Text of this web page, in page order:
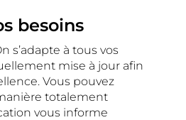
besoins
s’adapte à tous vos
mise à jour afin
Vous pouvez
totalement
vous informe